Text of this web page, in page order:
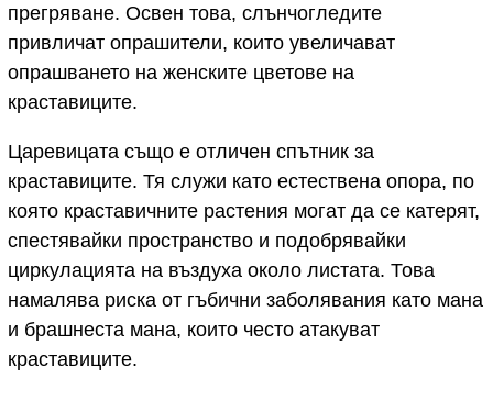
прегряване. Освен това, слънчогледите
привличат опрашители, които увеличават
опрашването на женските цветове на
краставиците.
Царевицата също е отличен спътник за
краставиците. Тя служи като естествена опора, по
която краставичните растения могат да се катерят,
спестявайки пространство и подобрявайки
циркулацията на въздуха около листата. Това
намалява риска от гъбични заболявания като мана
и брашнеста мана, които често атакуват
краставиците.